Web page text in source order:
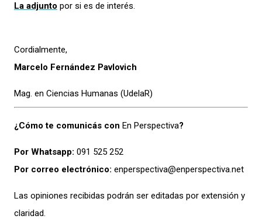
La adjunto por si es de interés.
Cordialmente,
Marcelo Fernández Pavlovich
Mag. en Ciencias Humanas (UdelaR)
¿Cómo te comunicás con En Perspectiva?
Por Whatsapp: 091 525 252
Por correo electrónico: enperspectiva@enperspectiva.net
Las opiniones recibidas podrán ser editadas por extensión y
claridad.